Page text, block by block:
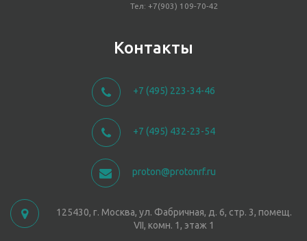
Тел: +7(903) 109-70-42
Контакты
+7 (495) 223-34-46
+7 (495) 432-23-54
proton@protonrf.ru
125430, г. Москва, ул. Фабричная, д. 6, стр. 3, помещ.
VII, комн. 1, этаж 1